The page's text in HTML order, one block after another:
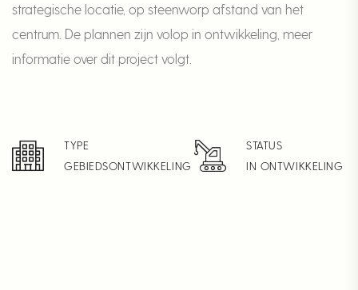
strategische locatie, op steenworp afstand van het
centrum. De plannen zijn volop in ontwikkeling, meer
informatie over dit project volgt.
TYPE
GEBIEDSONTWIKKELING
STATUS
IN ONTWIKKELING